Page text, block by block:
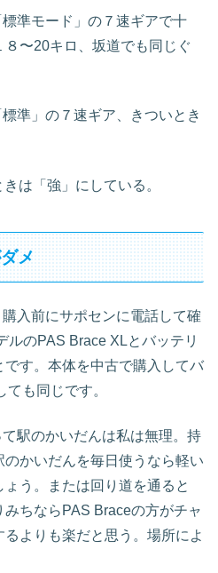
準モード」の７速ギアで十
〜20キロ、坂道でも同じぐ
準」の７速ギア、きついとき
は「強」にしている。
メ
入前にサポセンに電話して確
ルのPAS Brace XLとバッテリ
す。本体を中古で購入してバ
も同じです。
駅のかいだんは私は無理。持
かいだんを毎日使うなら軽い
う。または回り道を通ると
ちならPAS Braceの方がチャ
よりも楽だと思う。場所によ